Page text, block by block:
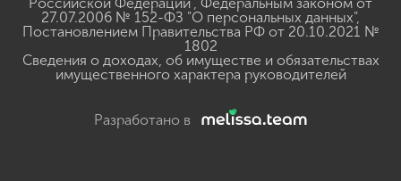
27.07.2006 № 152-ФЗ "О персональных данных",
Постановлением Правительства РФ от 20.10.2021 №
1802
Сведения о доходах, об имуществе и обязательствах
имущественного характера руководителей
Разработано в